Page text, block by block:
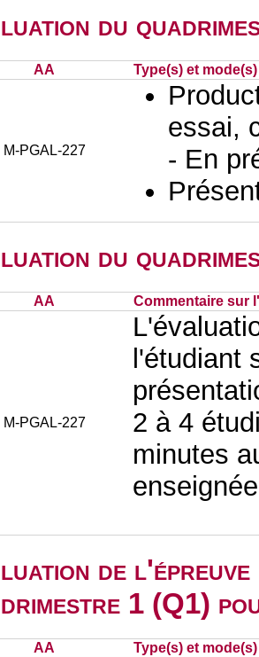
du
AA Type(s) et
M-PGAL-227
essai,
- En
du
AA Commentaire sur
M-PGAL-227
l'étudiant
2 à 4
minutes
de
1 (Q1)
AA Type(s) et